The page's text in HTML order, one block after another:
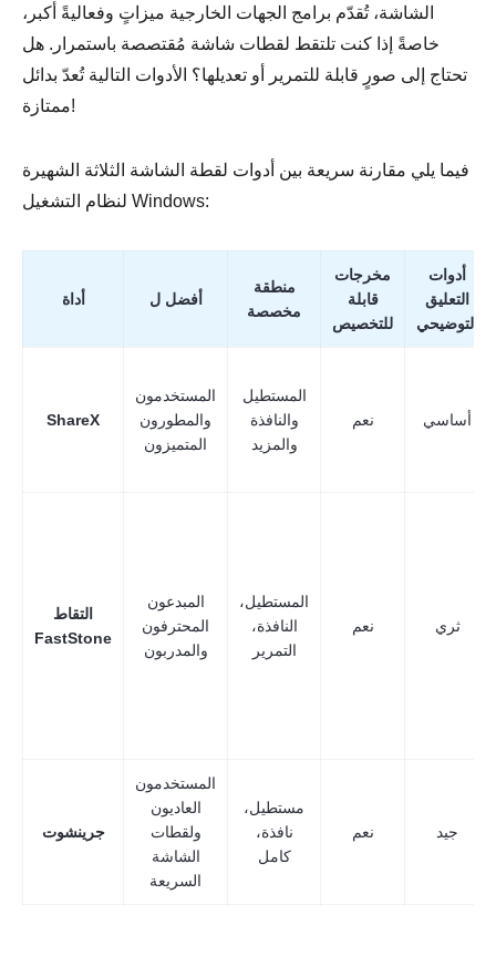
الخطوة 1.
الشاشة، تُقدّم برامج الجهات الخارجية ميزاتٍ وفعاليةً أكبر،
خاصةً إذا كنت تلتقط لقطات شاشة مُقتصصة باستمرار. هل
تحتاج إلى صورٍ قابلة للتمرير أو تعديلها؟ الأدوات التالية تُعدّ بدائل
ممتازة!
فيما يلي مقارنة سريعة بين أدوات لقطة الشاشة الثلاثة الشهيرة
لنظام التشغيل Windows:
أداة أفضل ل
منطقة
مخصصة
مخرجات
قابلة
للتخصيص
أدوات
التعليق
التوضيحي
ShareX
المستخدمون
والمطورون
المتميزون
المستطيل
والنافذة
والمزيد
نعم أساسي
التقاط
FastStone
المبدعون
المحترفون
والمدربون
المستطيل،
النافذة،
التمرير
نعم ثري
جرينشوت
المستخدمون
العاديون
ولقطات
الشاشة
السريعة
مستطيل،
نافذة،
كامل
نعم جيد